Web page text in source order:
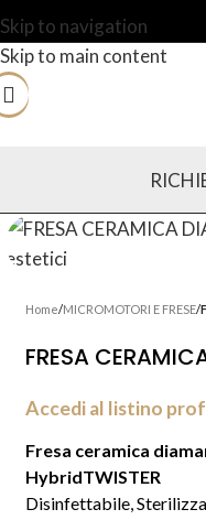
Skip to navigation
Skip to main content
Home MICROMOTORI E FRESE
FRESA
Accedi al listino
Fresa ceramica
HybridTWISTER
Disinfettabile,